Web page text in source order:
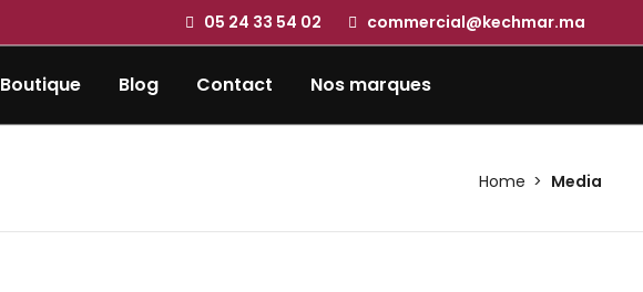
05 24 33 54 02 commercial@kechmar.ma
Boutique Blog Contact Nos marques
Home Media